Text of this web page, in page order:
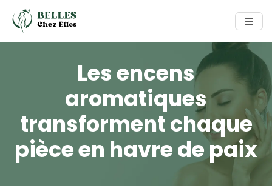
Les encens
aromatiques
transforment chaque
pièce en havre de paix